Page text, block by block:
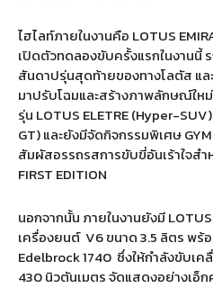
ไฮไลท์ภายในงานคือ LOTUS
เปิดตัวทดลองขับครั้งแรกในงานนี้
สันดาปรุ่นสุดท้ายของทางโลตัส แ
มาปรับโฉมและสร้างภาพลักษณ์ให
รุ่น LOTUS ELETRE (Hyper-
GT) และยังมีจัดกิจกรรมพิเศษ
สัมผัสอรรถรสการขับขี่อันเร้าใจสำ
FIRST EDITION
นอกจากนั้น ภายในงานยังมี LOTUS
เครื่องยนต์ V6 ขนาด 3.5 ลิตร พร้
Edelbrock 1740 ซึ่งให้กำลังขับเค
430 นิวตันเมตร จัดแสดงอย่างเอ็